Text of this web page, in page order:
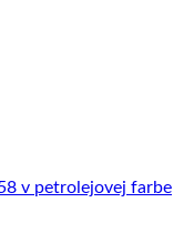
v petrolejovej farbe